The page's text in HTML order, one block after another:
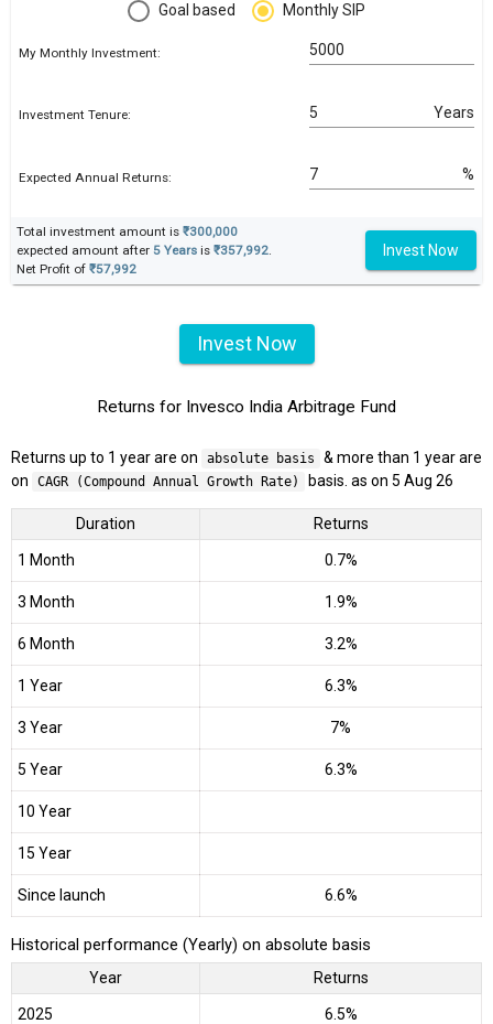
Goal based Monthly SIP
My Monthly Investment:
Investment Tenure: Years
Expected Annual Returns: %
Total investment amount is ₹300,000
expected amount after 5 Years is ₹357,992
Net Profit of ₹57,992
Invest Now
Invest Now
Returns for Invesco India Arbitrage Fund
Returns up to 1 year are on absolute basis
& more than 1 year are
on
CAGR (Compound Annual Growth Rate) basis. as on 5 Aug 26
Duration Returns
1 Month 0.7%
3 Month 1.9%
6 Month 3.2%
1 Year 6.3%
3 Year 7%
5 Year 6.3%
10 Year
15 Year
Since launch 6.6%
Historical performance (Yearly) on absolute basis
Year Returns
2025 6.5%